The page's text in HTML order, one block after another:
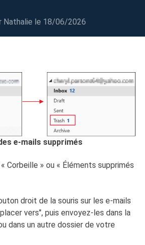
Nathalie le 18/06/2026
e-mails supprimés
Corbeille » ou « Éléments supprimés
droit de la souris sur les e-mails
vers", puis envoyez-les dans la
dans un autre dossier de votre